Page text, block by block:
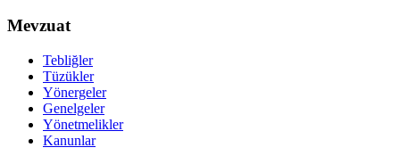
Mevzuat
Tebliğler
Tüzükler
Yönergeler
Genelgeler
Yönetmelikler
Kanunlar